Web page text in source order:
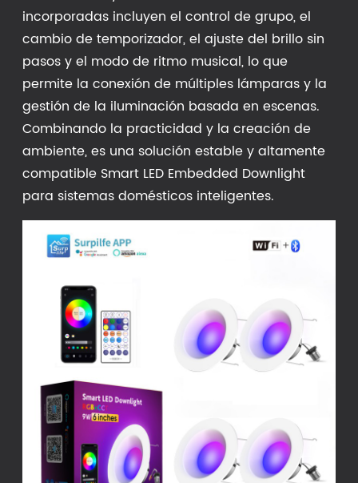
incorporadas incluyen el control de grupo, el
cambio de temporizador, el ajuste del brillo sin
pasos y el modo de ritmo musical, lo que
permite la conexión de múltiples lámparas y la
gestión de la iluminación basada en escenas.
Combinando la practicidad y la creación de
ambiente, es una solución estable y altamente
compatible Smart LED Embedded Downlight
para sistemas domésticos inteligentes.